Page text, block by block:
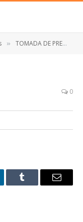
» TOMADA DE PREÇOS N° 007/2023 (Contratação dos serviços de pavimentação em pedra no Bairro Aparecida – Etapa 01, conforme projeto básico)
0
Tumblr
E-